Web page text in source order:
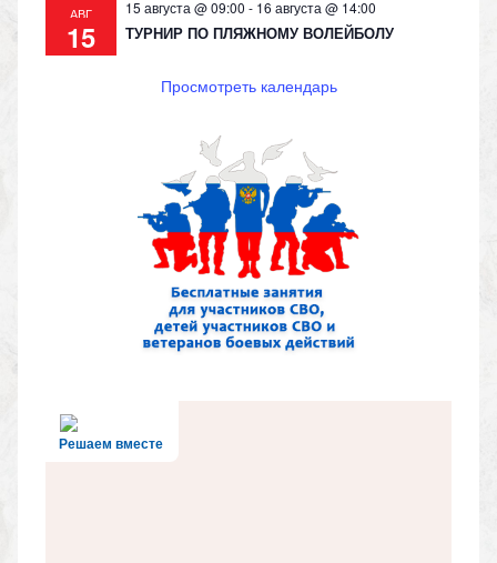
АВГ
15
15 августа @ 09:00 - 16 августа @ 14:00
ТУРНИР ПО ПЛЯЖНОМУ ВОЛЕЙБОЛУ
Просмотреть календарь
Решаем вместе